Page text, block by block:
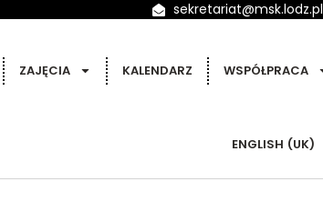
sekretariat@msk.lodz.pl
ZAJĘCIA KALENDARZ WSPÓŁPRACA
ENGLISH (UK)